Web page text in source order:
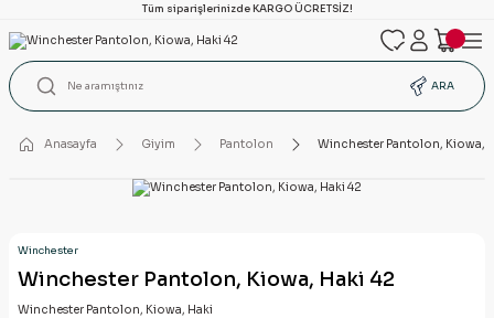
Tüm siparişlerinizde KARGO ÜCRETSİZ!
ARA
Anasayfa Giyim Pantolon Winchester Pantolon, Kiowa,
Winchester
Winchester Pantolon, Kiowa, Haki 42
Winchester Pantolon, Kiowa, Haki